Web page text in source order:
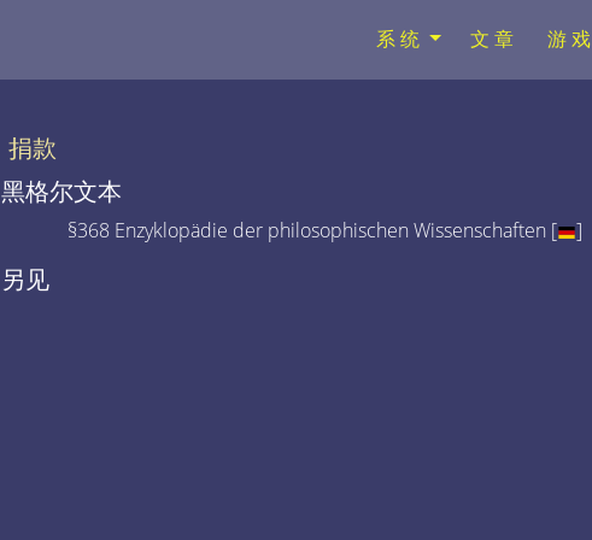
系统 文章 游戏
捐款
黑格尔文本
§368 Enzyklopädie der philosophischen Wissenschaften [ ]
另见